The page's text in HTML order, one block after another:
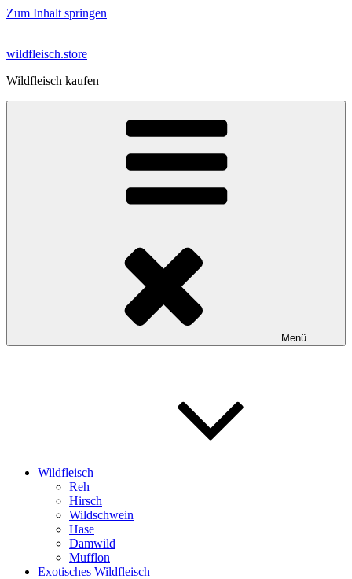
Zum Inhalt springen
wildfleisch.store
Wildfleisch kaufen
Menü
Wildfleisch
Reh
Hirsch
Wildschwein
Hase
Damwild
Mufflon
Exotisches Wildfleisch